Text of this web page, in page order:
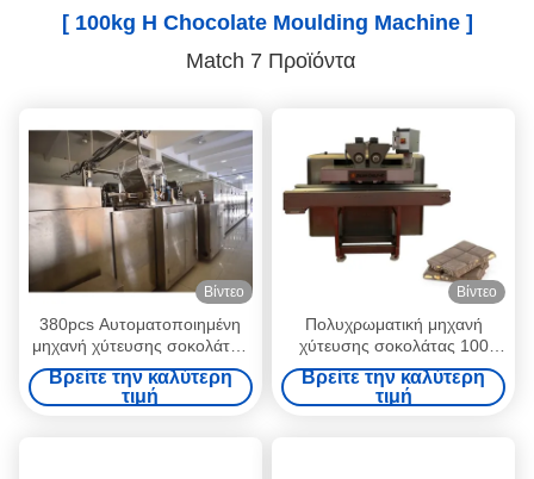
[ 100kg H Chocolate Moulding Machine ]
Match 7 Προϊόντα
Βίντεο
380pcs Αυτοματοποιημένη
μηχανή χύτευσης σοκολάτας
100kg/h
Βρείτε την καλύτερη
τιμή
Βίντεο
Πολυχρωματική μηχανή
χύτευσης σοκολάτας 100
kg/h
Βρείτε την καλύτερη
τιμή